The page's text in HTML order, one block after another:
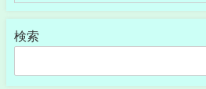
検索